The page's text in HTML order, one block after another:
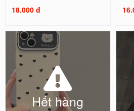
18.000 đ
Hết hàng